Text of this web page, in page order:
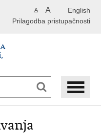
English
A A
Prilagodba pristupačnosti